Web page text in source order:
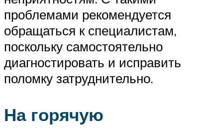
проблемами рекомендуется
обращаться к специалистам,
поскольку самостоятельно
диагностировать и исправить
поломку затруднительно.
На горячую